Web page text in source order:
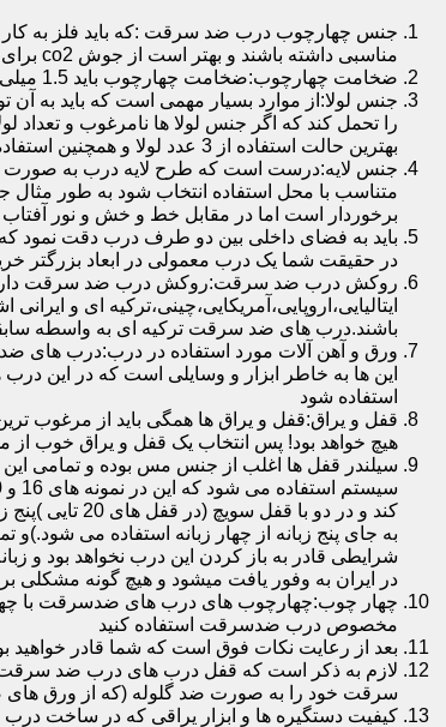
جنس چهارچوب درب ضد سرقت :که باید فلز به کار
مناسبی داشته باشند و بهتر است از جوش co2 برای جوشکاری استفاده شده باشد.
ضخامت چهارچوب:ضخامت چهارچوب باید 1.5 میلی متر باشد و یا بالاتر از آن
جنس لولا:از موارد بسیار مهمی است که باید به آن
را تحمل کند که اگر جنس لولا ها نامرغوب و
بهترین حالت استفاده از 3 عدد لولا و همچنین استفاده از لولای بلبرینگ دار است.
جنس لایه:درست است که طرح لایه درب به صورت
متناسب با محل استفاده انتخاب شود به طور
برخوردار است اما در مقابل خط و خش و نور
باید به فضای داخلی بین دو طرف درب دقت نمود
در حقیقت شما یک درب معمولی در ابعاد بزرگتر
روکش درب ضد سرقت:روکش درب ضد سرقت دارای
ایتالیایی،اروپایی،آمریکایی،چینی،ترکیه ای و
باشند.درب های ضد سرقت ترکیه ای به واسطه
ورق و آهن آلات مورد استفاده در درب:درب های
این ها به خاطر ابزار و وسایلی است که در این
استفاده شود
قفل و یراق:قفل و یراق ها همگی باید از مرغوب
هیچ خواهد بود! پس انتخاب یک قفل و یراق خوب
سیلندر قفل ها اغلب از جنس مس بوده و تمامی این
به جای پنج زبانه از چهار زبانه استفاده می
شرایطی قادر به باز کردن این درب نخواهد بود و
در ایران به وفور یافت میشود و هیچ گونه مشکلی
چهار چوب:چهارچوب های درب های ضدسرقت با
مخصوص درب ضدسرقت استفاده کنید
بعد از رعایت نکات فوق است که شما قادر
لازم به ذکر است که قفل درب های درب ضد سرقت از
سرقت خود را به صورت ضد گلوله (که از ورق
کیفیت دستگیره ها و ابزار یراقی که در ساخت